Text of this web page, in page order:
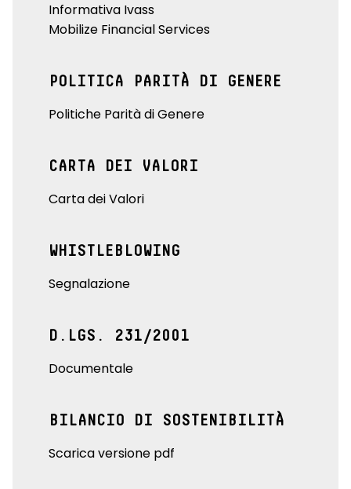
Informativa Ivass
Mobilize Financial Services
POLITICA PARITÀ DI GENERE
Politiche Parità di Genere
CARTA DEI VALORI
Carta dei Valori
WHISTLEBLOWING
Segnalazione
D.LGS. 231/2001
Documentale
BILANCIO DI SOSTENIBILITÀ
Scarica versione pdf